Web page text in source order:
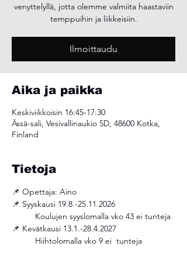
venyttelyllä, jotta olemme valmiita haastaviin
temppuihin ja liikkeisiin.
Ilmoittaudu
Aika ja paikka
Keskiviikkoisin 16:45-17:30
Ässä-sali, Vesivallinaukio 5D, 48600 Kotka,
Finland
Tietoja
📌 Opettaja: Aino
📌 Syyskausi 19.8.-25.11.2026
	Koulujen syyslomalla vko 43 ei tunteja
📌 Kevätkausi 13.1.-28.4.2027
	Hiihtolomalla vko 9 ei  tunteja